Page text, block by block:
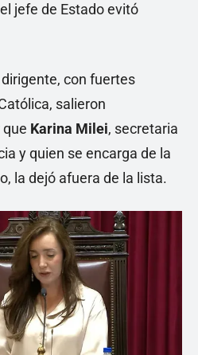
jefe de Estado evitó
con fuertes
salieron
Karina Milei, secretaria
y quien se encarga de la
la dejó afuera de la lista.